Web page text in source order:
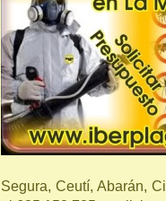
Segura, Ceutí, Abarán,